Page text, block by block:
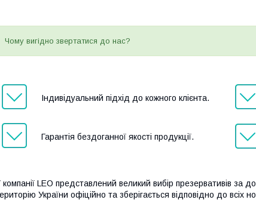
Чому вигідно звертатися до нас?
Індивідуальний підхід до кожного клієнта.
Гарантія бездоганної якості продукції.
компанії LEO представлений великий вибір презервативів за
України офіційно та зберігається відповідно до всіх